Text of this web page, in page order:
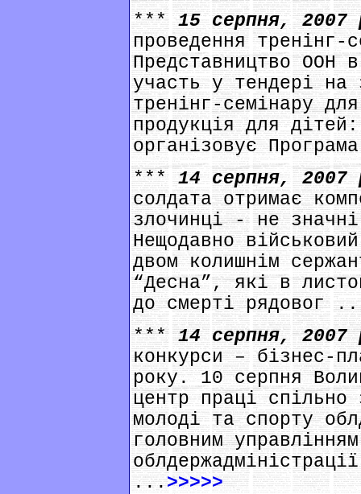
***15 серпня,
проведення тренінг-
Представництво ООН
участь у тендері на
тренінг-семінару
продукція для
організовує
***14 серпня,
солдата отримає
злочинці - не
Нещодавно
двом колишнім
“Десна”, які в
до смерті рядовог
***14 серпня,
конкурси – бізнес-
року. 10 серпня
центр праці спільно
молоді та спорту
головним
...>>>>>